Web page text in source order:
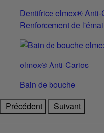
Dentifrice elmex®
Renforcement de l'émail
elmex® Anti-Caries
Bain de bouche
Précédent
Suivant